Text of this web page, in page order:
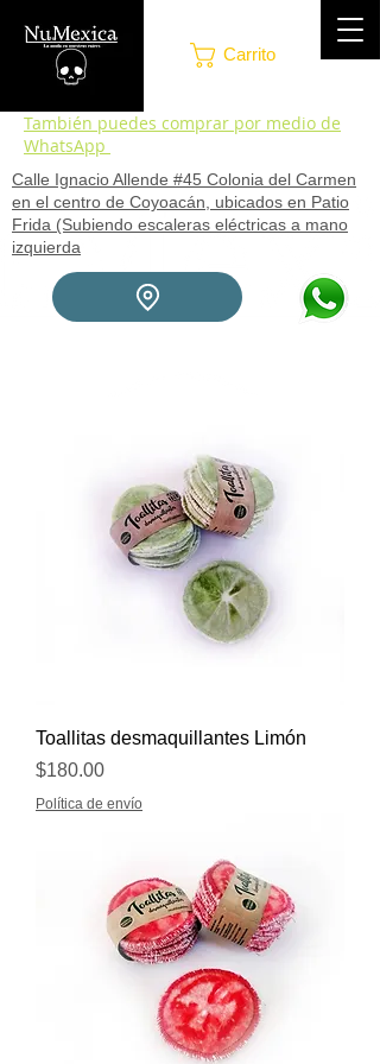
Carrito
También puedes comprar por medio de
WhatsApp
Calle Ignacio Allende #45 Colonia del Carmen
en el centro de Coyoacán, ubicados en Patio
Frida (Subiendo escaleras eléctricas a mano
izquierda
Toallitas desmaquillantes Limón
Precio
$180.00
Política de envío